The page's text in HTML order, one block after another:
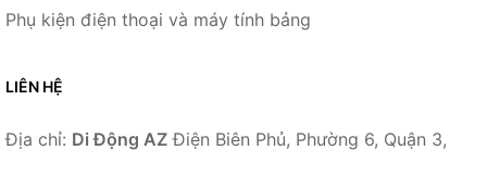
Phụ kiện điện thoại và máy tính bảng
LIÊN HỆ
Địa chỉ: Di Động AZ Điện Biên Phủ, Phường 6, Quận 3,